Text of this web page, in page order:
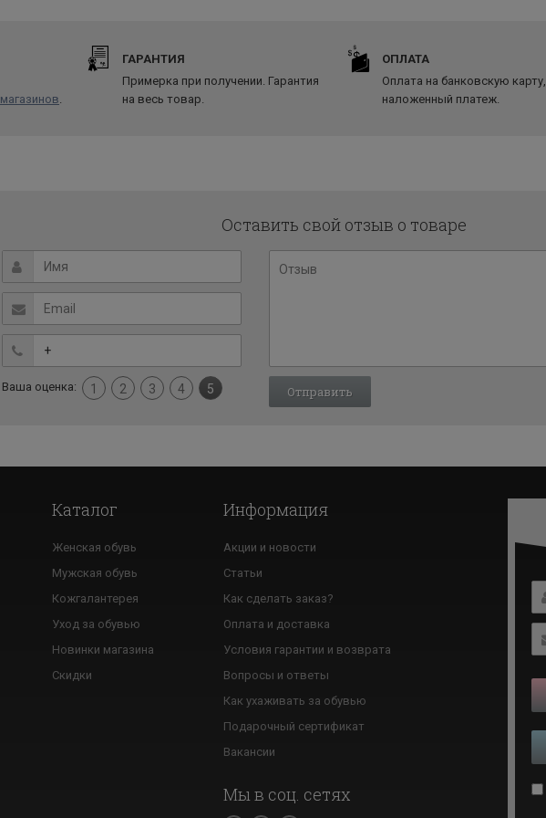
магазинов.
ГАРАНТИЯ
Примерка при получении. Гарантия
на весь товар.
ОПЛАТА
Оплата на банковскую карту,
наложенный платеж.
Оставить свой отзыв о товаре
Ваша оценка: 1 2 3 4 5
Каталог
Женская обувь
Мужская обувь
Кожгалантерея
Уход за обувью
Новинки магазина
Скидки
Информация
Акции и новости
Статьи
Как сделать заказ?
Оплата и доставка
Условия гарантии и возврата
Вопросы и ответы
Как ухаживать за обувью
Подарочный сертификат
Вакансии
Мы в соц. сетях